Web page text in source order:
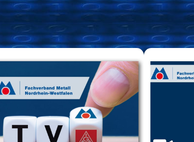
Fachbauleiter online
Der Fachbauleiter bekleidet heute eine
zentrale Funktion im Baustellenbetrieb.
Schwerpunkte seiner Aufgaben sind –
neben der Auftragsvorbereitung und dem
Management der auszuführenden
Leistungen – das Abstimmen mit den
... alle